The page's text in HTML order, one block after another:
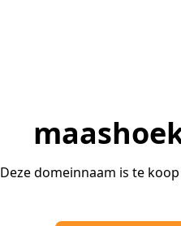
Deze domeinnaam is te